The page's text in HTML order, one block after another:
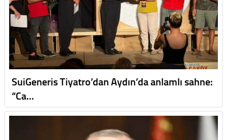
SuiGeneris Tiyatro’dan Aydın’da anlamlı sahne:
“Ca…